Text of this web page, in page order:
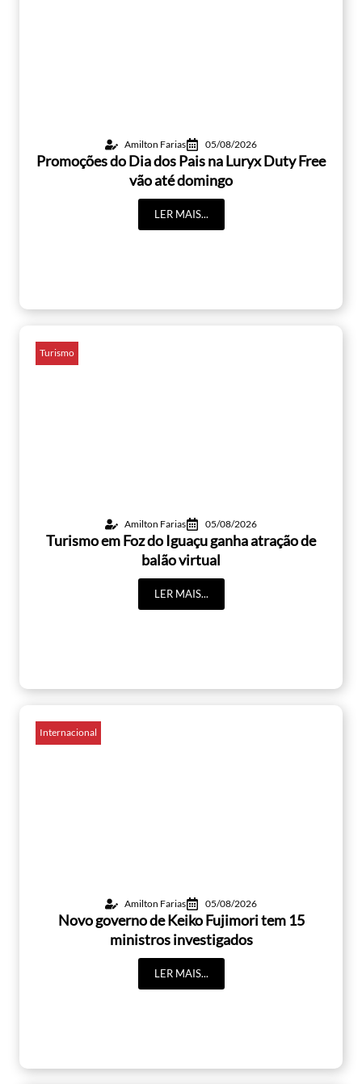
Amilton Farias 05/08/2026
Promoções do Dia dos Pais na Luryx Duty Free
vão até domingo
LER MAIS...
Turismo
Amilton Farias 05/08/2026
Turismo em Foz do Iguaçu ganha atração de
balão virtual
LER MAIS...
Internacional
Amilton Farias 05/08/2026
Novo governo de Keiko Fujimori tem 15
ministros investigados
LER MAIS...